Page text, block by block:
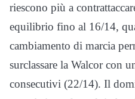
riescono più a
equilibrio fino al 16/14,
cambiamento di marcia
surclassare la Walcor con
consecutivi (22/14). Il